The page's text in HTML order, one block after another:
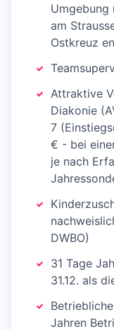
Umgebung
am
Ostkreuz
Attraktive
Diakonie
7
€ - bei
je nach
DWBO)
31 Tage
31.12. als
Jahren